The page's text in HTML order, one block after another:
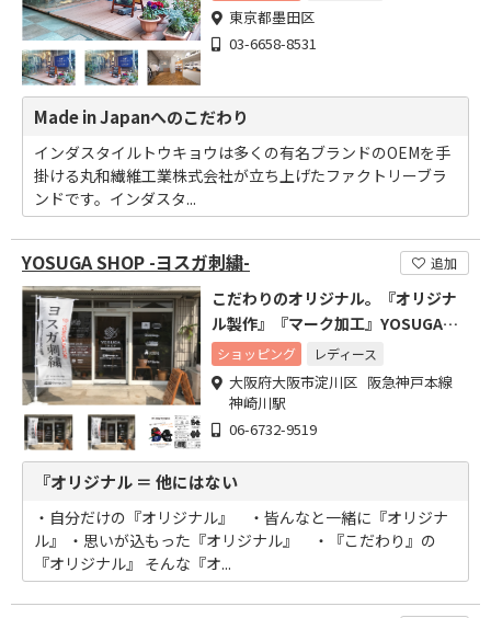
東京都墨田区
03-6658-8531
Made in Japanへのこだわり
インダスタイルトウキョウは多くの有名ブランドのOEMを手
掛ける丸和繊維工業株式会社が立ち上げたファクトリーブラ
ンドです。インダスタ...
YOSUGA SHOP -ヨスガ刺繍- 追加
こだわりのオリジナル。『オリジナ
ル製作』『マーク加工』YOSUGAに
お任せください。
ショッピング レディース
大阪府大阪市淀川区 阪急神戸本線
神崎川駅
06-6732-9519
『オリジナル ＝ 他にはない
・自分だけの『オリジナル』 ・皆んなと一緒に『オリジナ
ル』 ・思いが込もった『オリジナル』 ・『こだわり』の
『オリジナル』 そんな『オ...